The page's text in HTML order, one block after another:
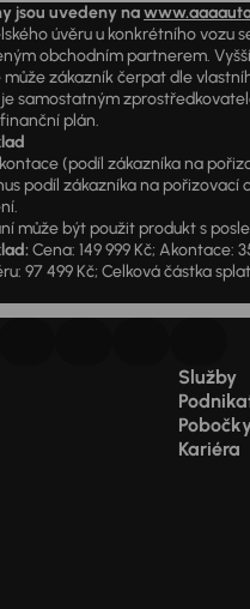
jsou uvedeny na
úvěru u konkrétního
obchodním partnerem.
zákazník čerpat dle
je samostatným
plán.
(podíl zákazníka na
podíl zákazníka na pořizovací
může být použit produkt s
Cena: 149 999 Kč; Akontace:
97 499 Kč; Celková částka
Služby
Kariéra